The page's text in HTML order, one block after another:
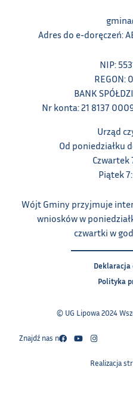
Adres do e-doręczeń:
NIP:
REGON:
BANK
Nr konta: 21 8137
Urząd
Od poniedziałku
Czwartek
Piątek
Wójt Gminy przyjmuje
wniosków w
czwartki w
Deklaracja
Polityka
© UG Lipowa 2024
Znajdź nas na:
Realizacja